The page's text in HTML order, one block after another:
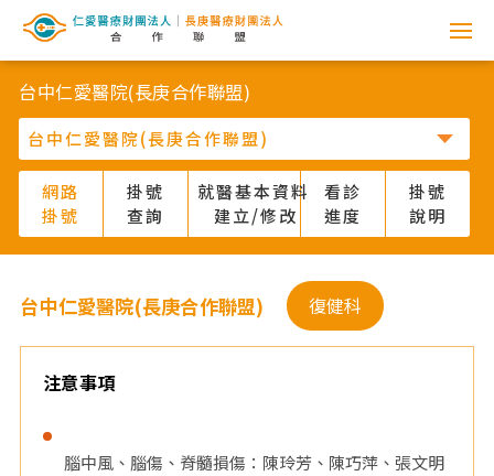
網
路
掛
號
系
統
-
仁
愛
台中仁愛醫院(長庚合作聯盟)
網路
掛號
掛號
查詢
就醫基本資料
建立/修改
看診
進度
掛號
說明
台中仁愛醫院(長庚合作聯盟) 復健科
注意事項
腦中風、腦傷、脊髓損傷：陳玲芳、陳巧萍、張文明